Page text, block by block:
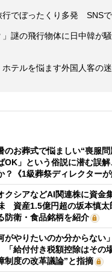
行でぼったくり多発 SNS
」謎の飛行物体に日中韓
テルを悩ます外国人客の
のお葬式で悩ましい“喪服
OK」という俗説に潜む誤
？《1級葬祭ディレクターが
クシアなどAI関連株に資金
資産1.5億円超の坂本慎太
防衛・食品銘柄を紹介
がやりたいのか分からな
給付付き税額控除はその
制度の改革議論”と指摘